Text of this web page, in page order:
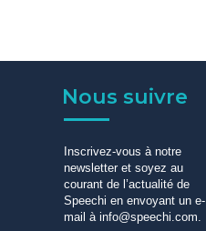
Nous suivre
Inscrivez-vous à notre
newsletter et soyez au
courant de l’actualité de
Speechi en envoyant un e-
mail à info@speechi.com.